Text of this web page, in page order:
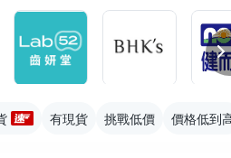
有現貨 挑戰低價 價格低到